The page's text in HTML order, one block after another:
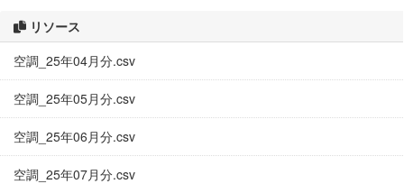
リソース
空調_25年04月分.csv
空調_25年05月分.csv
空調_25年06月分.csv
空調_25年07月分.csv